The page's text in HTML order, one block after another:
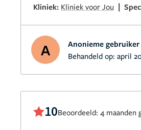
Kliniek: Kliniek voor Jou |
A
Anonieme gebruiker
Behandeld op: april
10Beoordeeld: 4 maanden